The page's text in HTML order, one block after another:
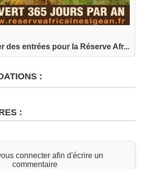
des entrées pour la Réserve Afr...
:
:
connecter afin d'écrire un
commentaire